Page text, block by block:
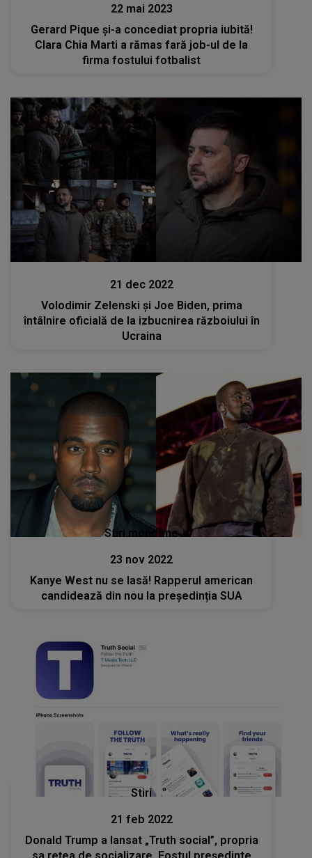
22 mai 2023
Gerard Pique și-a concediat propria iubită!
Clara Chia Marti a rămas fară job-ul de la
firma fostului fotbalist
21 dec 2022
Volodimir Zelenski și Joe Biden, prima
întâlnire oficială de la izbucnirea războiului în
Ucraina
Stiri mondene
23 nov 2022
Kanye West nu se lasă! Rapperul american
candidează din nou la președinția SUA
Stiri
21 feb 2022
Donald Trump a lansat „Truth social”, propria